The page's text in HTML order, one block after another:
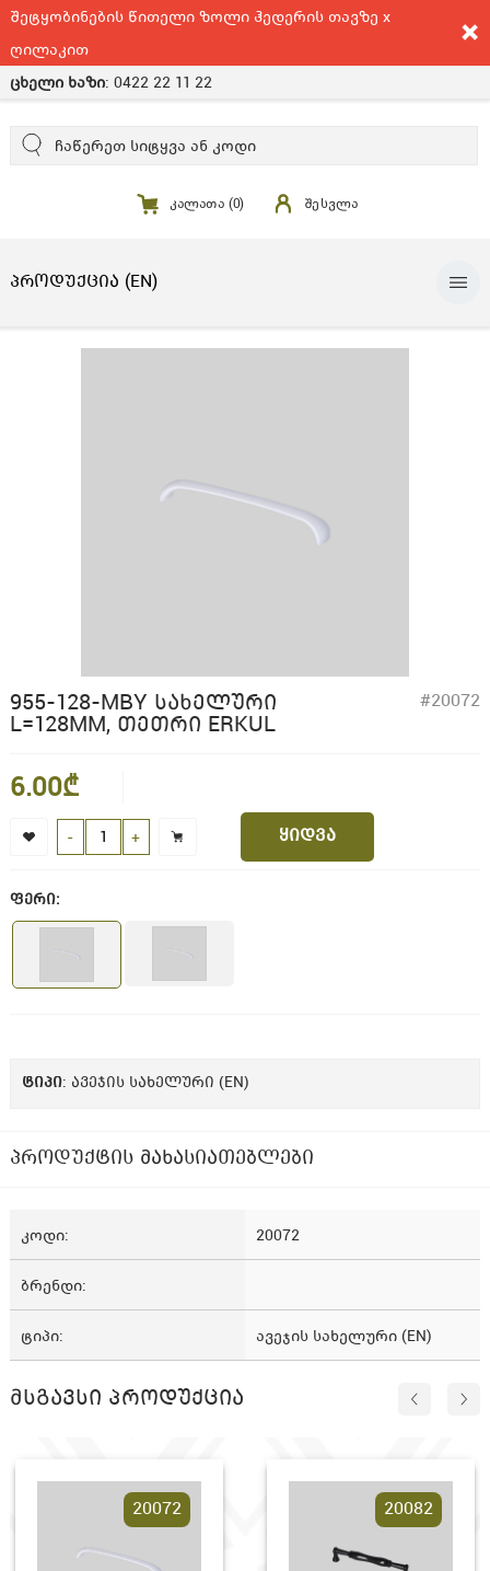
შეტყობინების წითელი ზოლი ჰედერის თავზე x
ღილაკით
ცხელი ხაზი: 0422 22 11 22
კალათა (0) შესვლა
ᲞᲠᲝᲓᲣᲥᲪᲘᲐ (EN)
955-128-MBY ᲡᲐᲮᲔᲚᲣᲠᲘ
L=128MM, ᲗᲔᲗᲠᲘ ERKUL
#20072
6.00₾
- + ყიდვა
ფერი:
ᲢᲘᲞᲘ: ავეჯის სახელური (EN)
პროდუქტის მახასიათებლები
კოდი 20072
ბრენდი
ტიპი ავეჯის სახელური (EN)
მსგავსი პროდუქცია
20072 20082